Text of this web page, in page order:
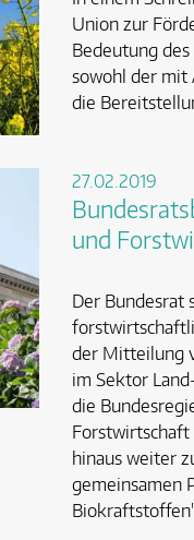
Union zur
Bedeutung
sowohl der mit
die
27.02.2019
und
Der Bundesrat
der Mitteilung
im Sektor
die
Forstwirtschaft
hinaus weiter
gemeinsamen